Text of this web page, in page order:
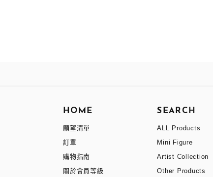
HOME
願望清單
訂單
購物指南
關於會員等級
SEARCH
ALL Products
Mini Figure
Artist Collection
Other Products